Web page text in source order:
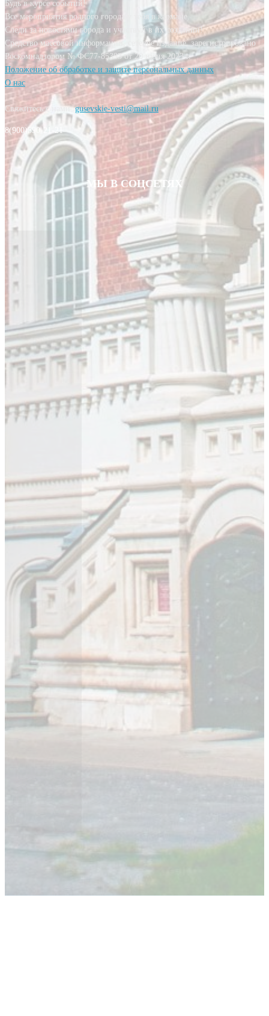
Будь в курсе событий!
Все мероприятия родного города у тебя в кармане.
Следи за новостями города и участвуй в их создании!
Средство массовой информации, сетевое издание, зарегистрировано
Роскомнадзором № ФС77-85393 от 20 июня 2023 г.
Положение об обработке и защите персональных данных
О нас
Свяжитесь с нами:gusevskie-vesti@mail.ru
8(900)590-21-21
МЫ В СОЦСЕТЯХ